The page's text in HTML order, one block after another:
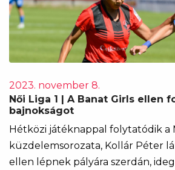
2023. november 8.
Női Liga 1 | A Banat Girls ellen
bajnokságot
Hétközi játéknappal folytatódik a
küzdelemsorozata, Kollár Péter
ellen lépnek pályára szerdán,